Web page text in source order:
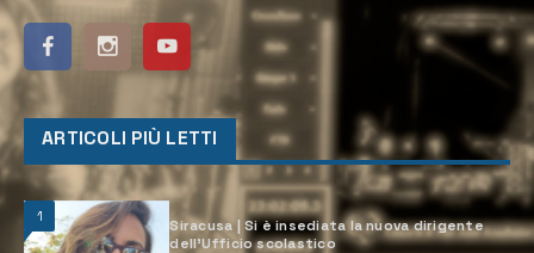
ARTICOLI PIÙ LETTI
1
Siracusa | Si è insediata la nuova dirigente
dell’Ufficio scolastico